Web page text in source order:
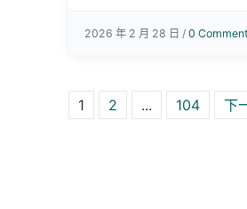
2026 年 2 月 28 日 /0
文章分頁
1 2 ... 104 下